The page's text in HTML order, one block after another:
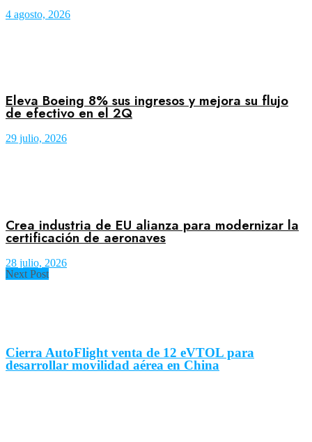
4 agosto, 2026
Eleva Boeing 8% sus ingresos y mejora su flujo
de efectivo en el 2Q
29 julio, 2026
Crea industria de EU alianza para modernizar la
certificación de aeronaves
28 julio, 2026
Next Post
Cierra AutoFlight venta de 12 eVTOL para
desarrollar movilidad aérea en China